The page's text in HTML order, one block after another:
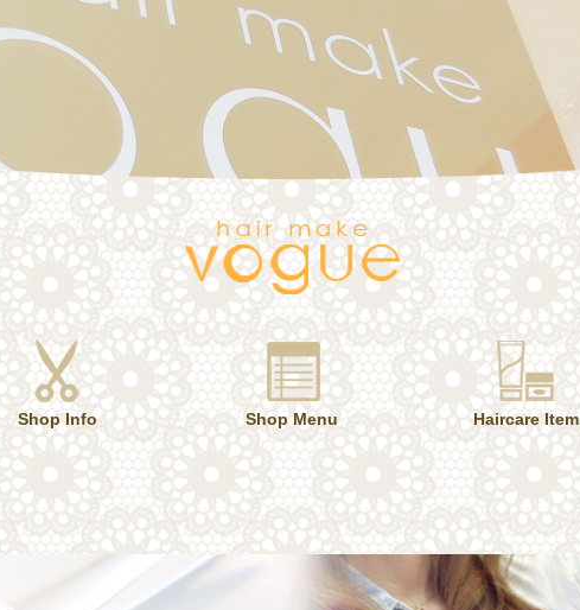
Shop Info Shop Menu Haircare Item